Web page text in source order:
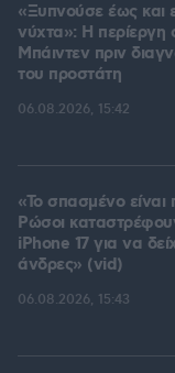
«Ξυπνούσε έως και
νύχτα»: Η περίεργη
Μπάιντεν πριν
του προστάτη
06.08.2026, 15:42
«Το σπασμένο
Ρώσοι
iPhone 17 για να
άνδρες» (vid)
06.08.2026, 15:43